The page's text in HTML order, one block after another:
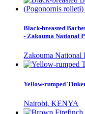
Black-breasted
- Zakouma National
Zakouma National
Yellow-rumped
Nairobi, KENYA